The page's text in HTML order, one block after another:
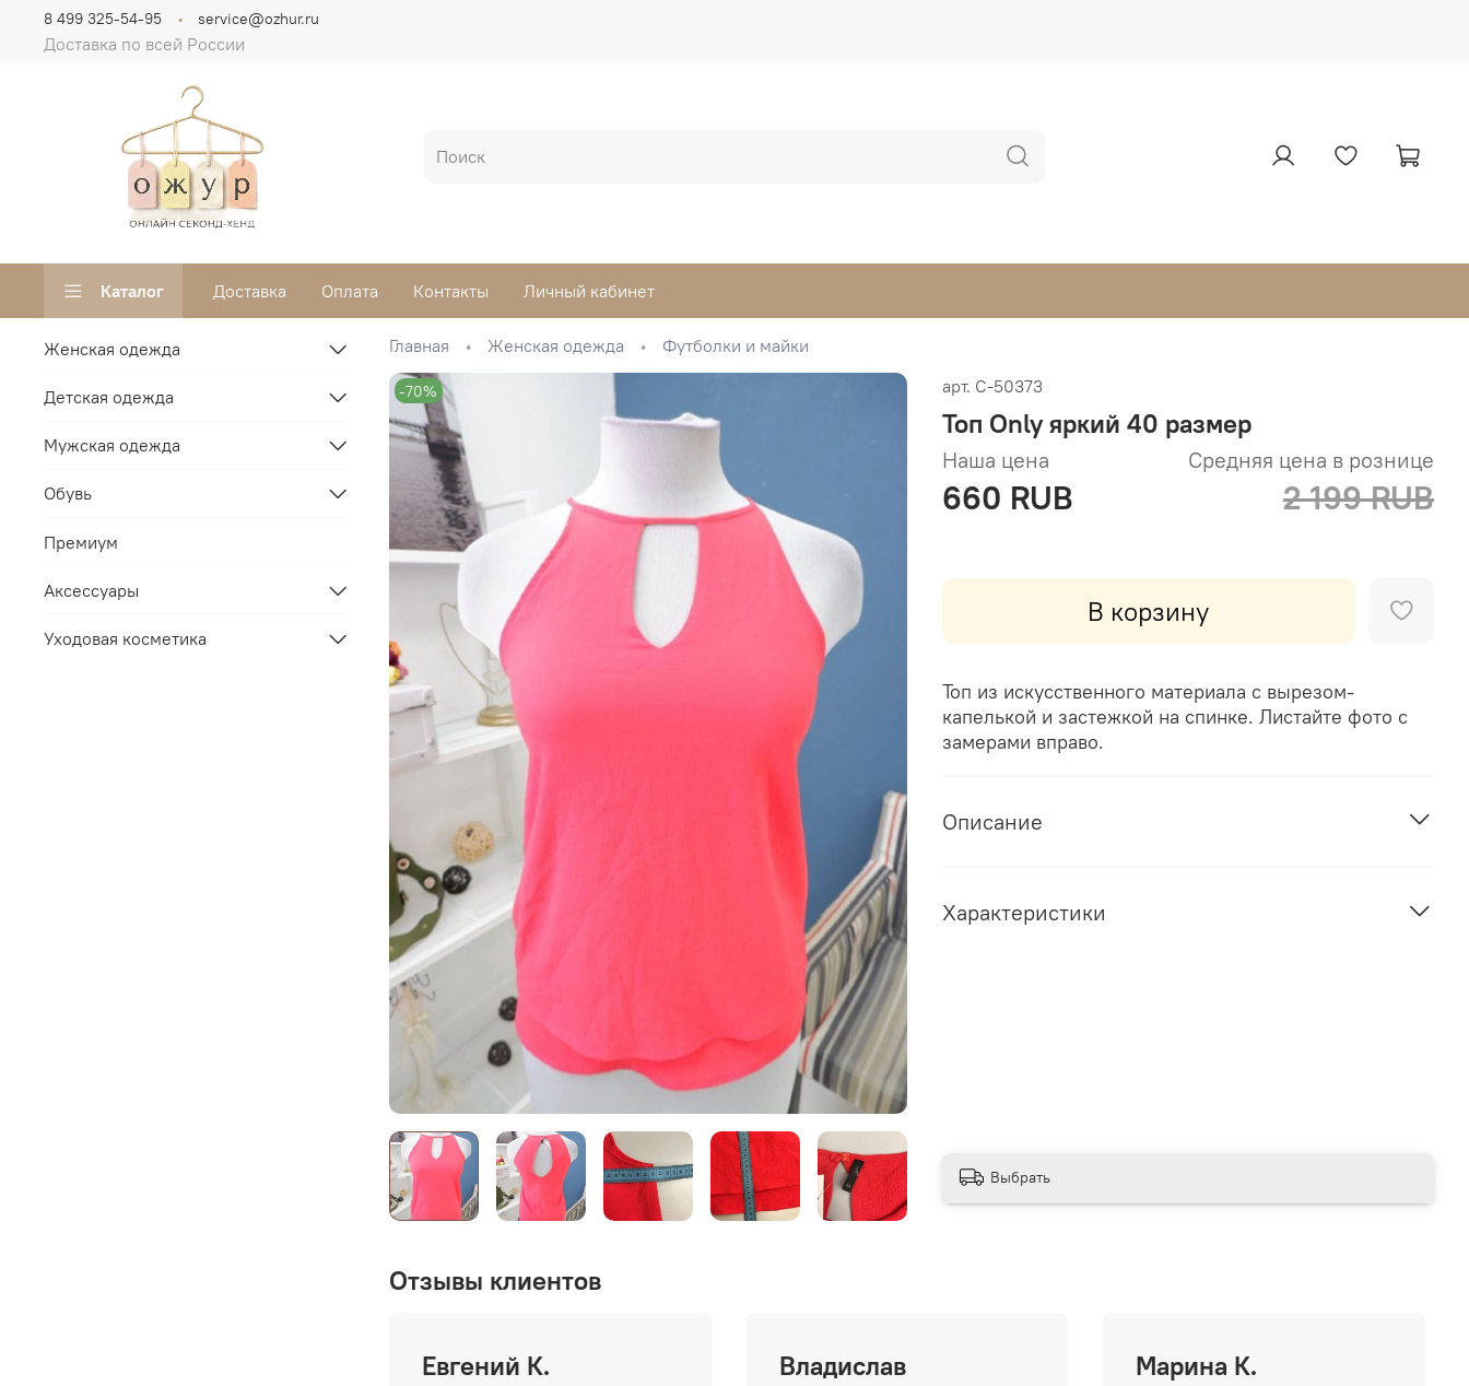
Доставка по всей России
8 499 325-54-95 service@ozhur.ru
Каталог Доставка Оплата Контакты Личный кабинет
Главная Женская одежда Футболки и майки
-70% арт. С-50373
Топ Only яркий 40 размер
Наша цена
660 RUB
Средняя цена в рознице
2 199 RUB
В корзину
Топ из искусственного материала с вырезом-
капелькой и застежкой на спинке. Листайте фото с
замерами вправо.
Описание
Характеристики
Выбрать
Отзывы клиентов
Евгений К.
Владислав
Марина К.
Женская одежда
Детская одежда
Мужская одежда
Обувь
Премиум
Аксессуары
Уходовая косметика